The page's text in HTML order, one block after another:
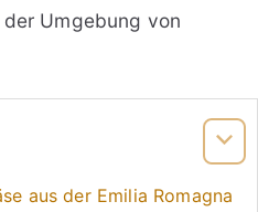
der Umgebung von
aus der Emilia Romagna